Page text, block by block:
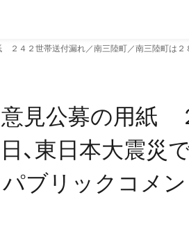
４２世帯送付漏れ／南三陸町／南三陸町は２
見公募の用紙
、東日本大震災
ブリックコメン